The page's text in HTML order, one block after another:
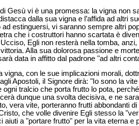
Gesù vi è una promessa: la vigna non
dalla sua vigna e l’affida ad altri
estinguersi, vi saranno sempre altri
che i costruttori hanno scartata è
Egli non resterà nella tomba,
Alla sua dolorosa passione e
data in affitto dal padrone "ad altri
vigna, con le sue implicazioni morali,
Apostoli, il Signore dirà: "Io sono la
ogni tralcio che porta frutto lo pota,
dunque una svolta decisiva, e ne
vera vite, porteranno frutti abbondanti
che volle divenire Egli stesso la
aiuti a "portare frutto" per la vita eterna e